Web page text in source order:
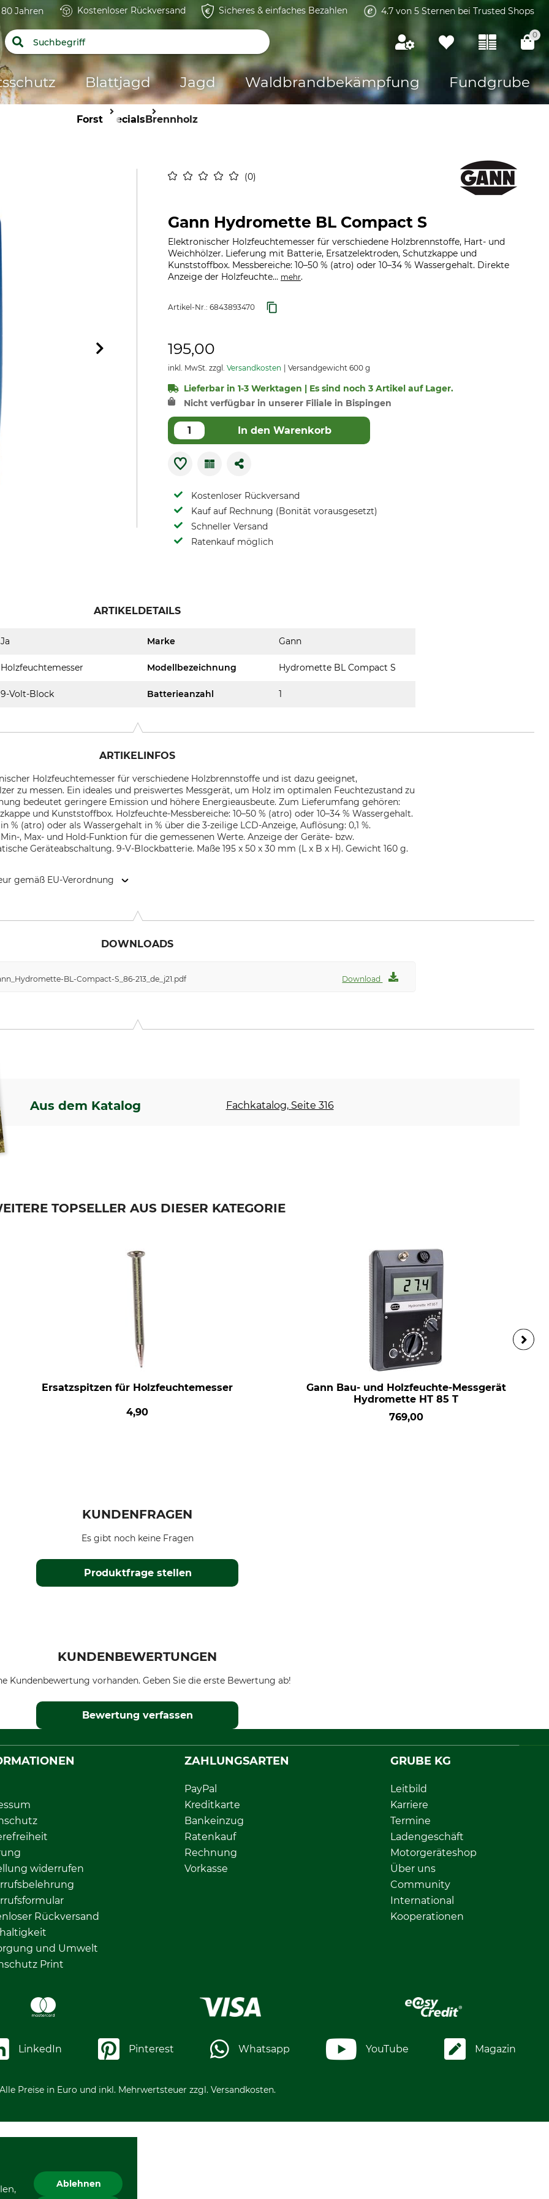
Jahren Kostenloser Rückversand Sicheres & einfaches Bezahlen 4.7 von 5 Sternen bei Trusted Shops
0
Blattjagd Jagd Waldbrandbekämpfung Fundgrube
Forst SpecialsBrennholz
0
Gann Hydromette BL Compact S
Elektronischer Holzfeuchtemesser für verschiedene Holzbrennstoffe, Hart- und
Weichhölzer. Lieferung mit Batterie, Ersatzelektroden, Schutzkappe und
Kunststoffbox. Messbereiche: 10–50 % (atro) oder 10–34 % Wassergehalt. Direkte
Anzeige der Holzfeuchte... mehr.
Artikel-Nr.: 6843893470
195,00
inkl. MwSt. zzgl. Versandkosten Versandgewicht 600 g
Lieferbar in 1-3 Werktagen | Es sind noch 3 Artikel auf Lager.
Nicht verfügbar in unserer Filiale in Bispingen
In den Warenkorb
Kostenloser Rückversand
Kauf auf Rechnung (Bonität vorausgesetzt)
Schneller Versand
Ratenkauf möglich
ARTIKELDETAILS
Ja Marke Gann
Holzfeuchtemesser Modellbezeichnung Hydromette BL Compact S
9-Volt-Block Batterieanzahl 1
ARTIKELINFOS
Holzfeuchtemesser für verschiedene Holzbrennstoffe und ist dazu geeignet,
zu messen. Ein ideales und preiswertes Messgerät, um Holz im optimalen Feuchtezustand zu
bedeutet geringere Emission und höhere Energieausbeute. Zum Lieferumfang gehören:
und Kunststoffbox. Holzfeuchte-Messbereiche: 10–50 % (atro) oder 10–34 % Wassergehalt.
% (atro) oder als Wassergehalt in % über die 3-zeilige LCD-Anzeige, Auflösung: 0,1 %.
, Max- und Hold-Funktion für die gemessenen Werte. Anzeige der Geräte- bzw.
Geräteabschaltung. 9-V-Blockbatterie. Maße 195 x 50 x 30 mm (L x B x H). Gewicht 160 g.
gemäß EU-Verordnung
DOWNLOADS
BL-Compact-S_86-213_de_j21.pdf Download
Aus dem Katalog Fachkatalog, Seite 316
TOPSELLER AUS DIESER KATEGORIE
Ersatzspitzen für Holzfeuchtemesser
4,90
Gann Bau- und Holzfeuchte-Messgerät
Hydromette HT 85 T
769,00
KUNDENFRAGEN
Produktfrage stellen
Es gibt noch keine Fragen
KUNDENBEWERTUNGEN
Kundenbewertung vorhanden. Geben Sie die erste Bewertung ab!
Bewertung verfassen
widerrufen
Rückversand
und Umwelt
Print
ZAHLUNGSARTEN
PayPal
Kreditkarte
Bankeinzug
Ratenkauf
Rechnung
Vorkasse
GRUBE KG
Leitbild
Karriere
Termine
Ladengeschäft
Motorgeräteshop
Über uns
Community
International
Kooperationen
LinkedIn Pinterest Whatsapp YouTube Magazin
Preise in Euro und inkl. Mehrwertsteuer zzgl. Versandkosten.
Ablehnen